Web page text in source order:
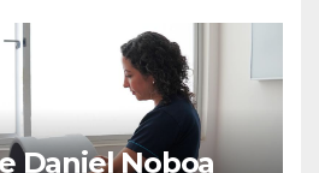
Daniel Noboa